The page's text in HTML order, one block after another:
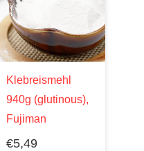
Klebreismehl
940g (glutinous),
Fujiman
€5,49